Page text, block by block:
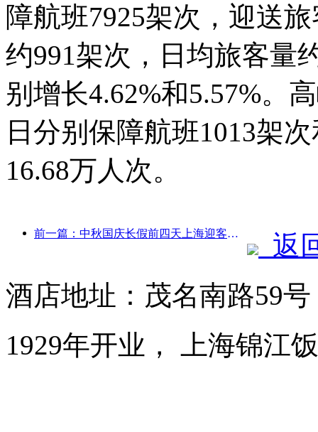
障航班7925架次，迎送
约991架次，日均旅客量
别增长4.62%和5.57%。
日分别保障航班1013架
16.68万人次。
前一篇：中秋国庆长假前四天上海迎客逾1511万人次，同比增长超两成
返
酒店地址：茂名南路59
1929年开业， 上海锦